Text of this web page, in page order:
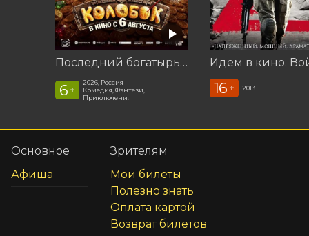
Последний богатырь. Колобок
6 +
2026, Россия
Комедия, Фэнтези,
Приключения
16 + 2013
Основное
Афиша
Зрителям
Мои билеты
Полезно знать
Оплата картой
Возврат билетов